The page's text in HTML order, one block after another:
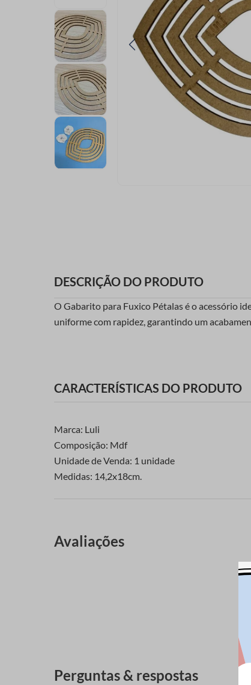
DESCRIÇÃO DO PRODUTO
O Gabarito para Fuxico Pétalas é o acessório
uniforme com rapidez, garantindo um
CARACTERÍSTICAS DO PRODUTO
Marca: Luli
Composição: Mdf
Unidade de Venda: 1 unidade
Medidas: 14,2x18cm.
Avaliações
Perguntas & respostas
9º
ziper
10º agulha